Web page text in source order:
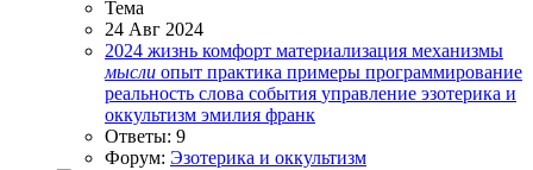
Тема
24 Авг 2024
2024 жизнь комфорт материализация механизмы
мысли опыт практика примеры программирование
реальность слова события управление эзотерика и
оккультизм эмилия франк
Ответы: 9
Форум: Эзотерика и оккультизм